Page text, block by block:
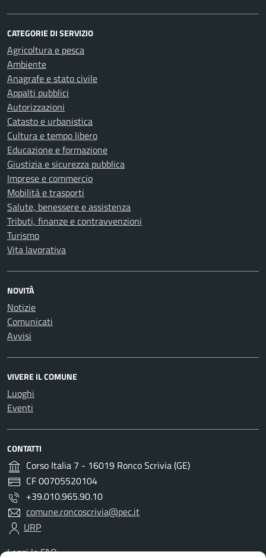
CATEGORIE DI SERVIZIO
Agricoltura e pesca
Ambiente
Anagrafe e stato civile
Appalti pubblici
Autorizzazioni
Catasto e urbanistica
Cultura e tempo libero
Educazione e formazione
Giustizia e sicurezza pubblica
Imprese e commercio
Mobilità e trasporti
Salute, benessere e assistenza
Tributi, finanze e contravvenzioni
Turismo
Vita lavorativa
NOVITÀ
Notizie
Comunicati
Avvisi
VIVERE IL COMUNE
Luoghi
Eventi
CONTATTI
Corso Italia 7 - 16019 Ronco Scrivia (GE)
CF 00705520104
+39.010.965.90.10
comune.roncoscrivia@pec.it
URP
Leggi le FAQ